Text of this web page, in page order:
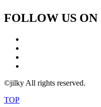
FOLLOW US ON
©jilky All rights reserved.
TOP